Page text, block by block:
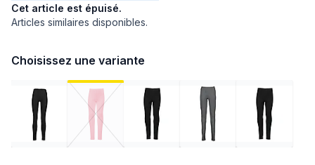
Cet article est épuisé.
Articles similaires disponibles.
Choisissez une variante